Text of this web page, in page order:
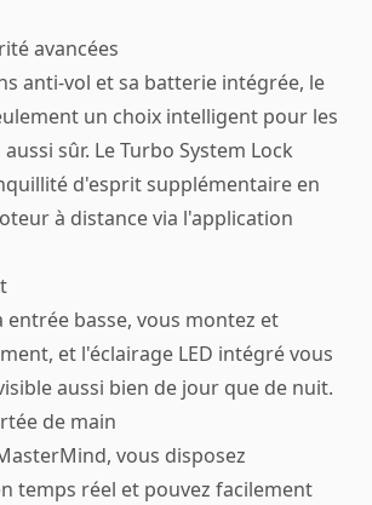
avancées
anti-vol et sa batterie intégrée, le
un choix intelligent pour les
sûr. Le Turbo System Lock
d'esprit supplémentaire en
à distance via l'application
entrée basse, vous montez et
et l'éclairage LED intégré vous
aussi bien de jour que de nuit.
de main
vous disposez
temps réel et pouvez facilement